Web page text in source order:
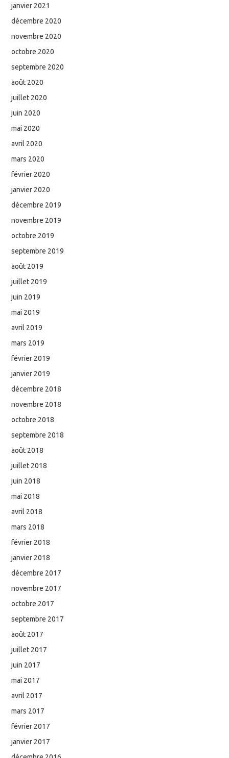
janvier 2021
décembre 2020
novembre 2020
octobre 2020
septembre 2020
août 2020
juillet 2020
juin 2020
mai 2020
avril 2020
mars 2020
février 2020
janvier 2020
décembre 2019
novembre 2019
octobre 2019
septembre 2019
août 2019
juillet 2019
juin 2019
mai 2019
avril 2019
mars 2019
février 2019
janvier 2019
décembre 2018
novembre 2018
octobre 2018
septembre 2018
août 2018
juillet 2018
juin 2018
mai 2018
avril 2018
mars 2018
février 2018
janvier 2018
décembre 2017
novembre 2017
octobre 2017
septembre 2017
août 2017
juillet 2017
juin 2017
mai 2017
avril 2017
mars 2017
février 2017
janvier 2017